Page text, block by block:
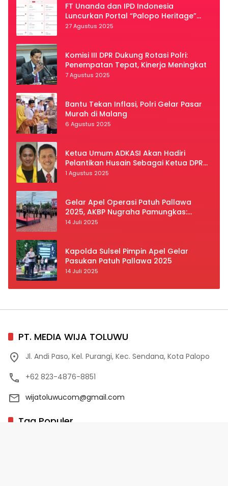
FT Unanda dan IPD Indonesia
Luncurkan Portal “Palopo Heritage”
Secara Virtual
27 Agustus 2025
Komisi III DPR Dukung Rotasi Polri:
Penempatan Tepat, Kinerja Meningkat
7 Agustus 2025
Bantu Tekan Inflasi, Polri Gelar Pasar
Murah di Malang
6 Agustus 2025
Ketua Umum ADKASI Akan Hadiri
Pelantikan Husain Sebagai Ketua DPRD
Luwu Utara
1 Agustus 2025
Gelar Apel Operasi Patuh Pallawa
2025, AKBP Nugraha Pamungkas:
Kedisiplinan dan Keselamatan Jadi
14 Juli 2025
Kapolda Sulsel Pimpin Apel Gelar
Pasukan Patuh Pallawa 2025
14 Juli 2025
PT. MEDIA WIJA TOLUWU
Jl. Andi Paso, Kel. Purangi, Kec. Sendana, Kota Palopo
+62 823-4876-8851
wijatoluwucom@gmail.com
Tag Populer